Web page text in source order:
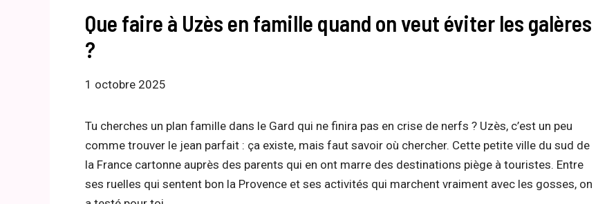
Que faire à Uzès en famille quand on veut éviter les galères
?
1 octobre 2025
Tu cherches un plan famille dans le Gard qui ne finira pas en crise de nerfs ? Uzès, c’est un peu
comme trouver le jean parfait : ça existe, mais faut savoir où chercher. Cette petite ville du sud de
la France cartonne auprès des parents qui en ont marre des destinations piège à touristes. Entre
ses ruelles qui sentent bon la Provence et ses activités qui marchent vraiment avec les gosses, on